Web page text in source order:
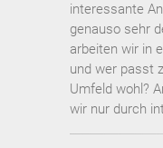
interessante
genauso sehr
arbeiten wir in
und wer passt
Umfeld wohl?
wir nur durch